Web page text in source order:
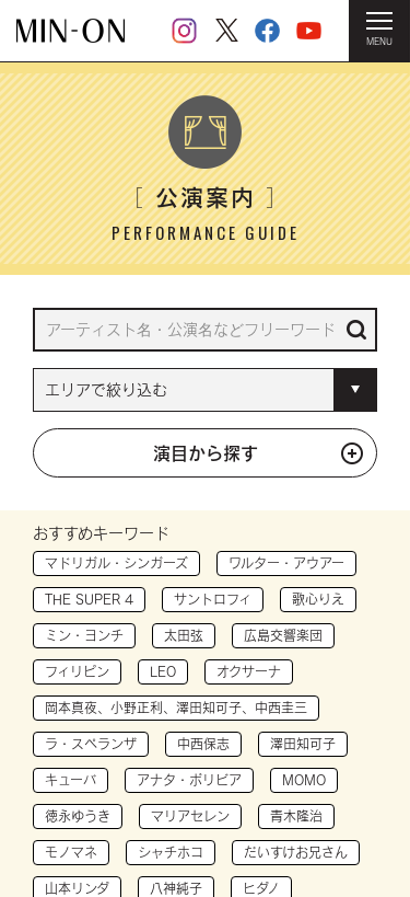
MENU
HOME ＞ 公演案内
［公演案内］
PERFORMANCE GUIDE
演目から探す
おすすめキーワード
マドリガル・シンガーズ ワルター・アウアー
THE SUPER 4 サントロフィ 歌心りえ
ミン・ヨンチ 太田弦 広島交響楽団
フィリピン LEO オクサーナ
岡本真夜、小野正利、澤田知可子、中西圭三
ラ・スペランザ 中西保志 澤田知可子
キューバ アナタ・ボリビア MOMO
徳永ゆうき マリアセレン 青木隆治
モノマネ シャチホコ だいすけお兄さん
山本リンダ 八神純子 ヒダノ